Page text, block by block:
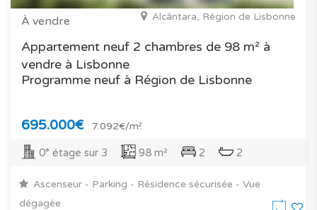
À vendre Alcântara, Région de Lisbonne
Appartement neuf 2 chambres de 98 m² à
vendre à Lisbonne
Programme neuf à Région de Lisbonne
695.000€ 7.092€/m²
0° étage sur 3 98 m² 2 2
Ascenseur - Parking - Résidence sécurisée - Vue
dégagée